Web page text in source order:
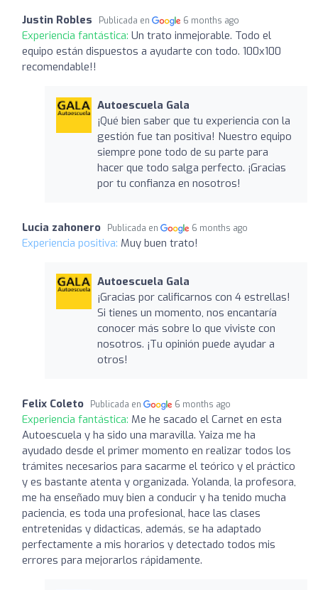
Justin Robles Publicada en 6 months ago
Experiencia fantástica: Un trato inmejorable. Todo el
equipo están dispuestos a ayudarte con todo. 100x100
recomendable!!
Autoescuela Gala
¡Qué bien saber que tu experiencia con la
gestión fue tan positiva! Nuestro equipo
siempre pone todo de su parte para
hacer que todo salga perfecto. ¡Gracias
por tu confianza en nosotros!
Lucia zahonero Publicada en 6 months ago
Experiencia positiva: Muy buen trato!
Autoescuela Gala
¡Gracias por calificarnos con 4 estrellas!
Si tienes un momento, nos encantaría
conocer más sobre lo que viviste con
nosotros. ¡Tu opinión puede ayudar a
otros!
Felix Coleto Publicada en 6 months ago
Experiencia fantástica: Me he sacado el Carnet en esta
Autoescuela y ha sido una maravilla. Yaiza me ha
ayudado desde el primer momento en realizar todos los
trámites necesarios para sacarme el teórico y el práctico
y es bastante atenta y organizada. Yolanda, la profesora,
me ha enseñado muy bien a conducir y ha tenido mucha
paciencia, es toda una profesional, hace las clases
entretenidas y didacticas, además, se ha adaptado
perfectamente a mis horarios y detectado todos mis
errores para mejorarlos rápidamente.